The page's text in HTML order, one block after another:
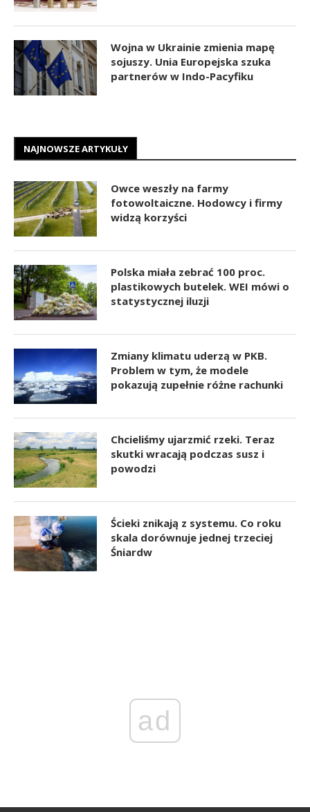
Wojna w Ukrainie zmienia mapę
sojuszy. Unia Europejska szuka
partnerów w Indo-Pacyfiku
NAJNOWSZE ARTYKUŁY
Owce weszły na farmy
fotowoltaiczne. Hodowcy i firmy
widzą korzyści
Polska miała zebrać 100 proc.
plastikowych butelek. WEI mówi o
statystycznej iluzji
Zmiany klimatu uderzą w PKB.
Problem w tym, że modele
pokazują zupełnie różne rachunki
Chcieliśmy ujarzmić rzeki. Teraz
skutki wracają podczas susz i
powodzi
Ścieki znikają z systemu. Co roku
skala dorównuje jednej trzeciej
Śniardw
ad